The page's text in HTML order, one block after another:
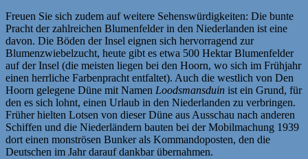
Freuen Sie sich zudem auf weitere Sehenswürdigkeiten: Die bunte
Pracht der zahlreichen Blumenfelder in den Niederlanden ist eine
davon. Die Böden der Insel eignen sich hervorragend zur
Blumenzwiebelzucht, heute gibt es etwa 500 Hektar Blumenfelder
auf der Insel (die meisten liegen bei den Hoorn, wo sich im Frühjahr
einen herrliche Farbenpracht entfaltet). Auch die westlich von Den
Hoorn gelegene Düne mit Namen Loodsmansduin ist ein Grund, für
den es sich lohnt, einen Urlaub in den Niederlanden zu verbringen.
Früher hielten Lotsen von dieser Düne aus Ausschau nach anderen
Schiffen und die Niederländern bauten bei der Mobilmachung 1939
dort einen monströsen Bunker als Kommandoposten, den die
Deutschen im Jahr darauf dankbar übernahmen.